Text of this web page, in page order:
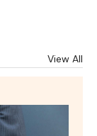
View All